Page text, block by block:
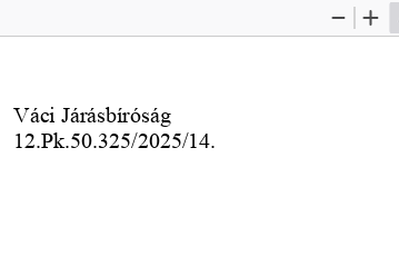
Zoom
Váci Járásbíróság
12.Pk.50.325/2025/14.